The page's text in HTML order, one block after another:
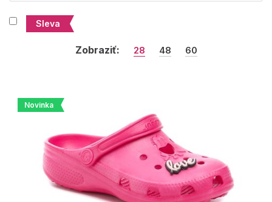
Sleva
Zobraziť: 28 48 60
Novinka